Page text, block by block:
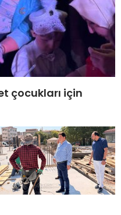
çocukları için